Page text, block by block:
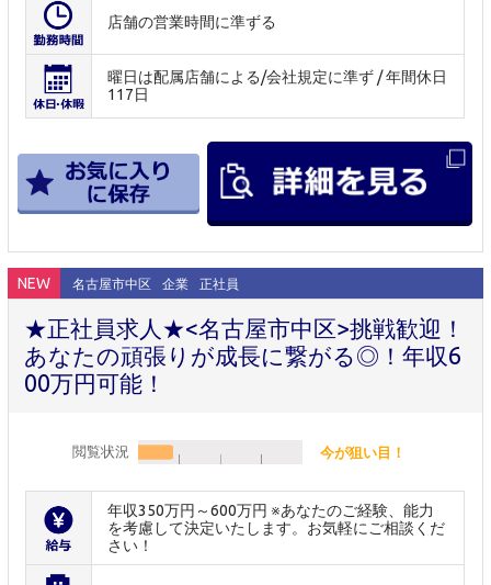
店舗の営業時間に準ずる
曜日は配属店舗による/会社規定に準ず / 年間休日
117日
NEW 名古屋市中区 企業 正社員
★正社員求人★<名古屋市中区>挑戦歓迎！
あなたの頑張りが成長に繋がる◎！年収6
00万円可能！
閲覧状況 今が狙い目！
年収350万円～600万円 ※あなたのご経験、能力
を考慮して決定いたします。お気軽にご相談くだ
さい！